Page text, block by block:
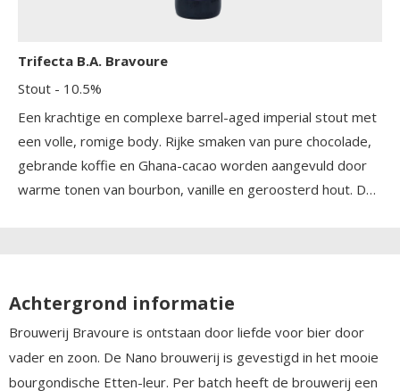
Trifecta B.A. Bravoure
Stout - 10.5%
Een krachtige en complexe barrel-aged imperial stout met
een volle, romige body. Rijke smaken van pure chocolade,
gebrande koffie en Ghana-cacao worden aangevuld door
warme tonen van bourbon, vanille en geroosterd hout. De
Achtergrond informatie
Brouwerij Bravoure is ontstaan door liefde voor bier door
vader en zoon. De Nano brouwerij is gevestigd in het mooie
bourgondische Etten-leur. Per batch heeft de brouwerij een